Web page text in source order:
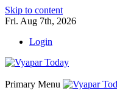
Skip to content
Fri. Aug 7th, 2026
Login
Primary Menu